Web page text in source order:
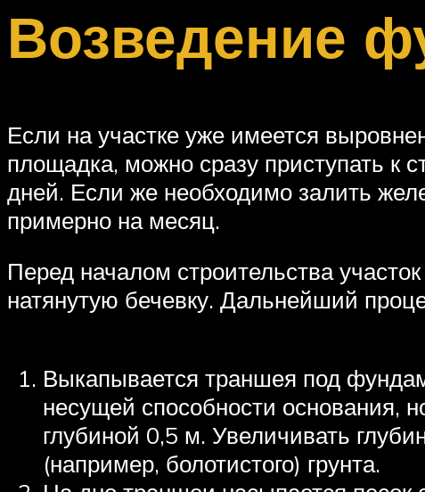
Возведение
Если на участке уже имеется
площадка, можно сразу приступать к
дней. Если же необходимо залить
примерно на месяц.
Перед началом строительства
натянутую бечевку. Дальнейший
Выкапывается траншея под
несущей способности основания,
глубиной 0,5 м. Увеличивать
(например, болотистого) грунта.